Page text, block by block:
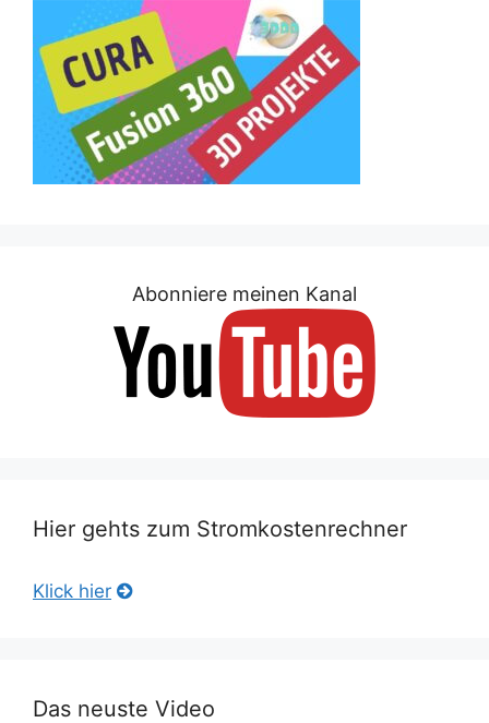
Abonniere meinen Kanal
Hier gehts zum Stromkostenrechner
Klick hier
Das neuste Video